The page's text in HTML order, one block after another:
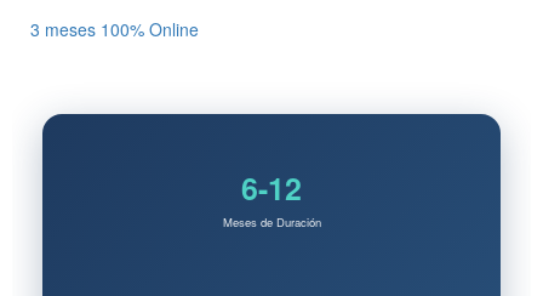
3 meses 100% Online
6-12
Meses de Duración